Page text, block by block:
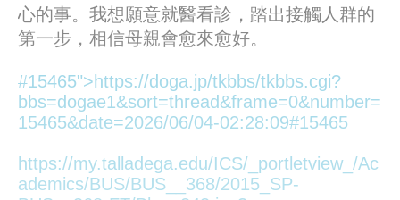
心的事。我想願意就醫看診，踏出接觸人群的
第一步，相信母親會愈來愈好。
#15465">https://doga.jp/tkbbs/tkbbs.cgi?
bbs=dogae1&sort=thread&frame=0&number=
15465&date=2026/06/04-02:28:09#15465
https://my.talladega.edu/ICS/_portletview_/Ac
ademics/BUS/BUS__368/2015_SP-